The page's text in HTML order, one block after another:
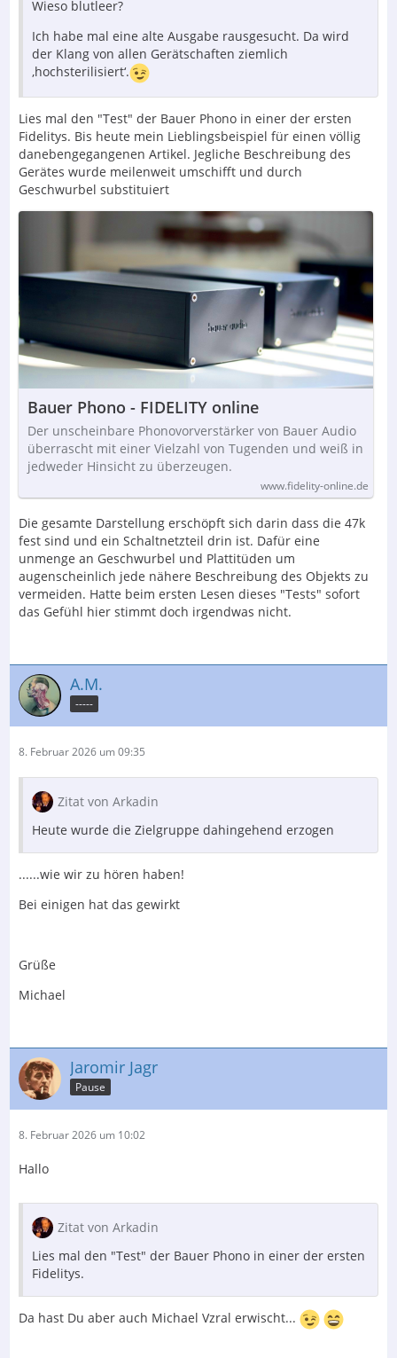
Wieso blutleer?
Ich habe mal eine alte Ausgabe rausgesucht. Da wird
der Klang von allen Gerätschaften ziemlich
‚hochsterilisiert‘.
Lies mal den "Test" der Bauer Phono in einer der ersten
Fidelitys. Bis heute mein Lieblingsbeispiel für einen völlig
danebengegangenen Artikel. Jegliche Beschreibung des
Gerätes wurde meilenweit umschifft und durch
Geschwurbel substituiert
Bauer Phono - FIDELITY online
Der unscheinbare Phonovorverstärker von Bauer Audio
überrascht mit einer Vielzahl von Tugenden und weiß in
jedweder Hinsicht zu überzeugen.
www.fidelity-online.de
Die gesamte Darstellung erschöpft sich darin dass die 47k
fest sind und ein Schaltnetzteil drin ist. Dafür eine
unmenge an Geschwurbel und Plattitüden um
augenscheinlich jede nähere Beschreibung des Objekts zu
vermeiden. Hatte beim ersten Lesen dieses "Tests" sofort
das Gefühl hier stimmt doch irgendwas nicht.
A.M.
-----
8. Februar 2026 um 09:35
Zitat von Arkadin
Heute wurde die Zielgruppe dahingehend erzogen
......wie wir zu hören haben!
Bei einigen hat das gewirkt
Grüße
Michael
Jaromir Jagr
Pause
8. Februar 2026 um 10:02
Hallo
Zitat von Arkadin
Lies mal den "Test" der Bauer Phono in einer der ersten
Fidelitys.
Da hast Du aber auch Michael Vzral erwischt...